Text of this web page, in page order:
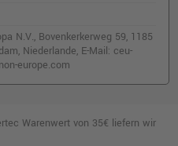
shopping_cart
N.V., Bovenkerkerweg 59, 1185
Niederlande, E-Mail: ceu-
europe.com
Warenwert von 35€ liefern wir